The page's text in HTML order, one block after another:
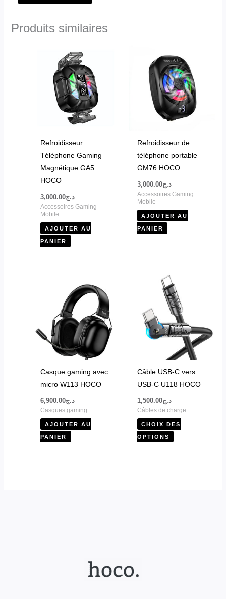
Produits similaires
Refroidisseur
Téléphone Gaming
Magnétique GA5
HOCO
د.ج3,000.00
Accessoires Gaming
Mobile
AJOUTER AU
PANIER
Refroidisseur de
téléphone portable
GM76 HOCO
د.ج3,000.00
Accessoires Gaming
Mobile
AJOUTER AU
PANIER
Casque gaming avec
micro W113 HOCO
د.ج6,900.00
Casques gaming
AJOUTER AU
PANIER
Câble USB-C vers
USB-C U118 HOCO
د.ج1,500.00
Câbles de charge
CHOIX DES
OPTIONS
produit
a
plusieurs
variations.
Les
options
la
page
du